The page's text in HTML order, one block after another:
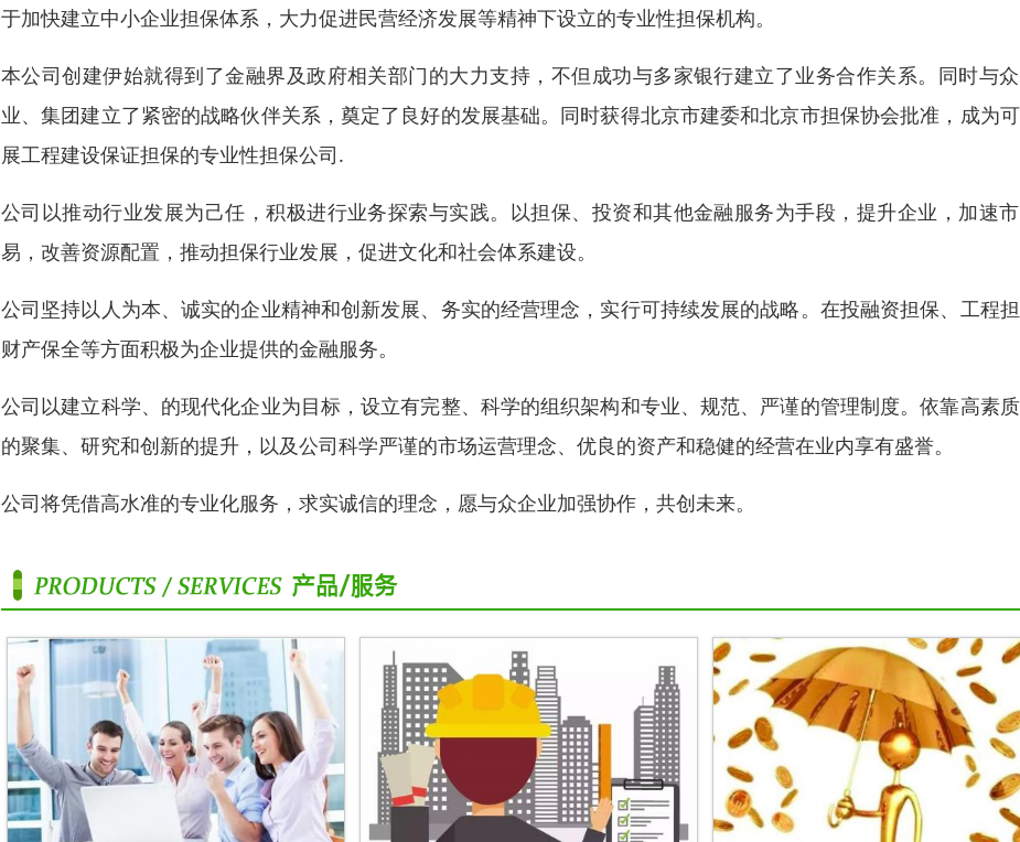
于加快建立中小企业担保体系，大力促进民营经济发展等精神下设立的专业性担保机构。
本公司创建伊始就得到了金融界及政府相关部门的大力支持，不但成功与多家银行建立了业务合作关系。同时与
业、集团建立了紧密的战略伙伴关系，奠定了良好的发展基础。同时获得北京市建委和北京市担保协会批准，成为
展工程建设保证担保的专业性担保公司.
公司以推动行业发展为己任，积极进行业务探索与实践。以担保、投资和其他金融服务为手段，提升企业，加速
易，改善资源配置，推动担保行业发展，促进文化和社会体系建设。
公司坚持以人为本、诚实的企业精神和创新发展、务实的经营理念，实行可持续发展的战略。在投融资担保、工程
财产保全等方面积极为企业提供的金融服务。
公司以建立科学、的现代化企业为目标，设立有完整、科学的组织架构和专业、规范、严谨的管理制度。依靠高素
的聚集、研究和创新的提升，以及公司科学严谨的市场运营理念、优良的资产和稳健的经营在业内享有盛誉。
公司将凭借高水准的专业化服务，求实诚信的理念，愿与众企业加强协作，共创未来。